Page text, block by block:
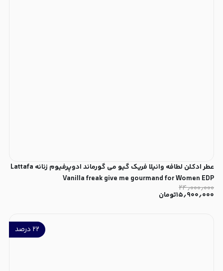
عطر ادکلن لطافه وانیلا فریک گیو می گورماند ادوپرفیوم زنانه Lattafa
Vanilla freak give me gourmand for Women EDP
۲۴٫۰۰۰٫۰۰۰
۱۵٫۹۰۰٫۰۰۰تومان
۲۲ درصد